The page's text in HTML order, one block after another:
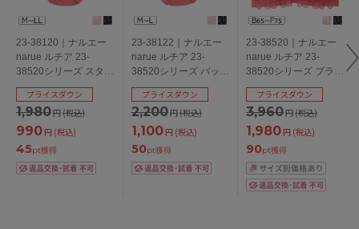
23-38120｜ナルエー
narue ルチア 23-
38520シリーズ スタン
ダードショーツ
M/L/LL
1,980円(税込)
プライスダウン
990円 (税込)
45pt獲得
23-38122｜ナルエー
narue ルチア 23-
38520シリーズ バック
レースショーツ M/L
2,200円(税込)
プライスダウン
1,100円 (税込)
50pt獲得
23-38520｜ナルエー
narue ルチア 23-
38520シリーズ ブラジ
ャー単品 Ｎベーシッ
クブラ BCDEFカップ
アンダー65/70/75cm
3,960円(税込)
プライスダウン
1,980円 (税込)
90pt獲得